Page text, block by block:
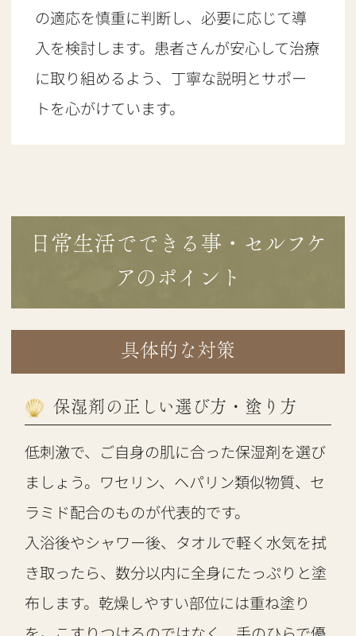
の適応を慎重に判断し、必要に応じて導
入を検討します。患者さんが安心して治療
に取り組めるよう、丁寧な説明とサポー
トを心がけています。
日常生活でできる事・セルフケ
アのポイント
具体的な対策
保湿剤の正しい選び方・塗り方
低刺激で、ご自身の肌に合った保湿剤を選び
ましょう。ワセリン、ヘパリン類似物質、セ
ラミド配合のものが代表的です。
入浴後やシャワー後、タオルで軽く水気を拭
き取ったら、数分以内に全身にたっぷりと塗
布します。乾燥しやすい部位には重ね塗り